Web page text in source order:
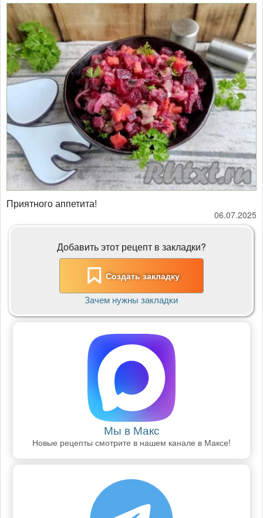
Приятного аппетита!
06.07.2025
Добавить этот рецепт в закладки?
Создать закладку
Зачем нужны закладки
Мы в Макс
Новые рецепты смотрите в нашем канале в Максе!